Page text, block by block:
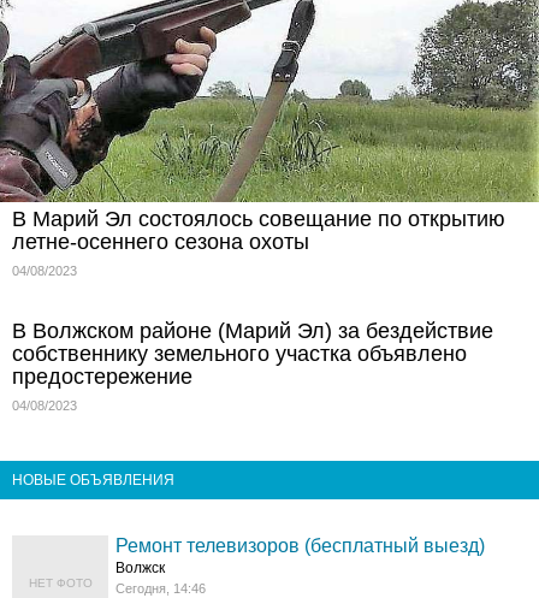
В Марий Эл состоялось совещание по открытию
летне-осеннего сезона охоты
04/08/2023
В Волжском районе (Марий Эл) за бездействие
собственнику земельного участка объявлено
предостережение
04/08/2023
НОВЫЕ ОБЪЯВЛЕНИЯ
НЕТ ФОТО
Ремонт телевизоров (бесплатный выезд)
Волжск
Сегодня, 14:46